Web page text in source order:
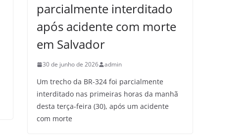
parcialmente interditado
após acidente com morte
em Salvador
30 de junho de 2026 admin
Um trecho da BR-324 foi parcialmente
interditado nas primeiras horas da manhã
desta terça-feira (30), após um acidente
com morte